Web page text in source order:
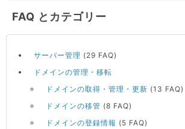
FAQ とカテゴリー
サーバー管理 (29 FAQ)
ドメインの管理・移転
ドメインの取得・管理・更新 (13 FAQ)
ドメインの移管 (8 FAQ)
ドメインの登録情報 (5 FAQ)